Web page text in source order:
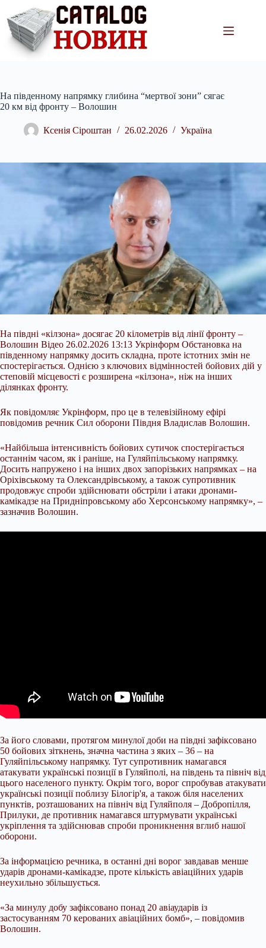
вмісту
На південному напрямку глибина “мертвої зони” сягає
20 км від фронту – Волошин
Ксенія Сіроштан 26.02.2026 Україна
На півдні «кілзона» досягає 20 кілометрів від лінії фронту –
Волошин Відео 26.02.2026 13:13 Укрінформ Обстановка на
південному напрямку досить складна, проте істотних змін не
спостерігається. Однією з ключових відмінностей бойових дій у
степовій місцевості є розширена «кілзона», ніж на інших
ділянках фронту.
Як повідомляє Укрінформ, про це в телевізійному ефірі
повідомив речник Сил оборони Півдня Владислав Волошин.
«Найбільша інтенсивність бойових сутичок спостерігається
останнім часом, як і раніше, на Гуляйпільському напрямку.
Досить напружено і на інших двох запорізьких напрямках – на
Оріхівському та Олександрівському, а також супротивник
продовжує спроби здійснювати обстріли і атаки дронами-
камікадзе на Придніпровському або Херсонському напрямку», –
зазначив Волошин.
За його словами, протягом минулої доби на півдні зафіксовано
50 бойових зіткнень, значна частина з яких – 36 – на
Гуляйпільському напрямку. Тут супротивник намагався
атакувати українські позиції в Гуляйполі, на південь та північ від
цього населеного пункту. Окрім того, ворог спробував атакувати
українські позиції поблизу Білогір'я, а також біля населених
пунктів, розташованих на північ від Гуляйполя – Добропілля,
Прилуки, де противник намагався штурмувати українські
укріплення та здійснював спроби проникнення вглиб нашої
оборони.
За інформацією речника, в останні дні ворог завдавав менше
ударів дронами-камікадзе, проте кількість авіаційних ударів
неухильно збільшується.
«За минулу добу зафіксовано понад 20 авіаударів із
застосуванням 70 керованих авіаційних бомб», – повідомив
Волошин.